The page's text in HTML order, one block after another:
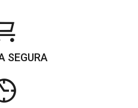
SEGURA